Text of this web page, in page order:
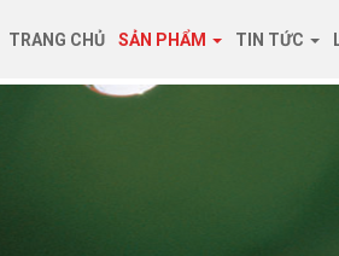
TRANG CHỦ SẢN PHẨM TIN TỨC